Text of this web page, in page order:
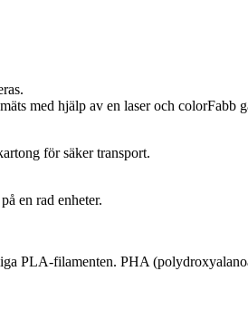
med hjälp av en laser och colorFabb
för säker transport.
en rad enheter.
PLA-filamenten. PHA